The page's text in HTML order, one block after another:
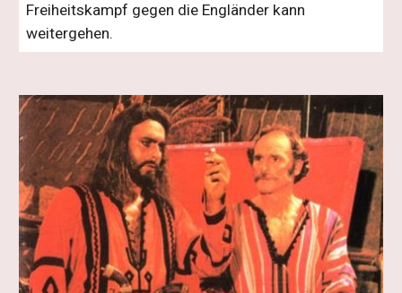
Freiheitskampf gegen die Engländer kann
weitergehen.